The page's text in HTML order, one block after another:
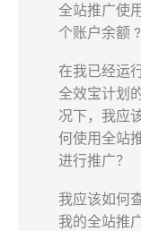
全站推广使
个账户余额 ?
在我已经运
全效宝计划
况下，我应
何使用全站
进行推广？
我应该如何
我的全站推